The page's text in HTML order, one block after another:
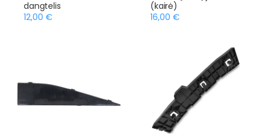
dangtelis
12,00 €
(kairė)
16,00 €